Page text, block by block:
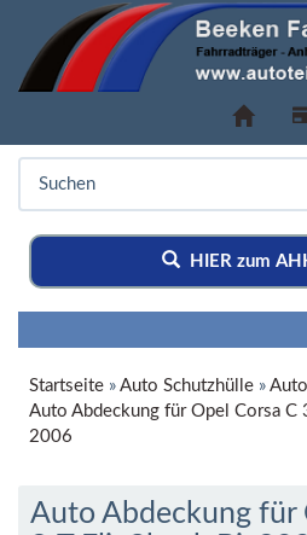
HIER zum
Startseite » Auto Schutzhülle »
Auto Abdeckung für Opel Corsa
2006
Auto Abdeckung für